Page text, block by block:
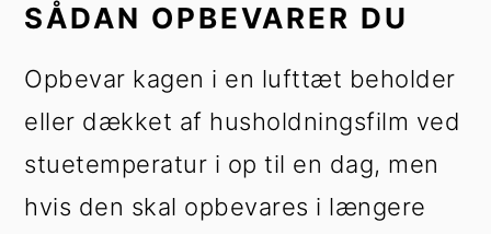
SÅDAN OPBEVARER DU
Opbevar kagen i en lufttæt beholder
eller dækket af husholdningsfilm ved
stuetemperatur i op til en dag, men
hvis den skal opbevares i længere